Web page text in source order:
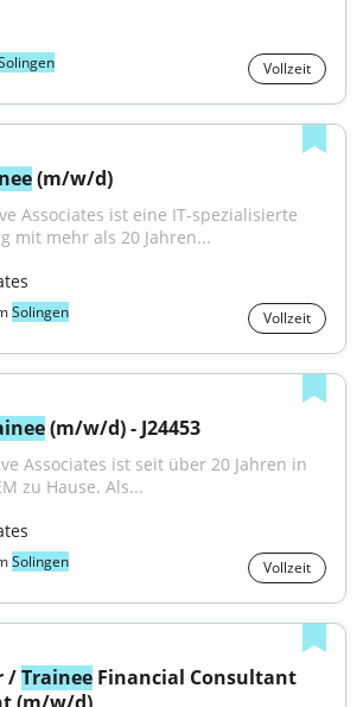
Vollzeit
(m/w/d)
Associates ist eine IT-spezialisierte
mit mehr als 20 Jahren...
Solingen Vollzeit
(m/w/d) - J24453
Associates ist seit über 20 Jahren in
zu Hause. Als...
Solingen Vollzeit
/ Trainee Financial Consultant